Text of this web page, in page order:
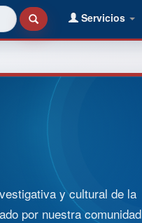
Servicios
y cultural de la
por nuestra comunidad